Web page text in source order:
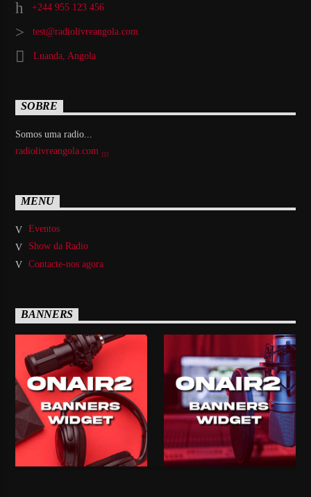
+244 955 123 456
test@radiolivreangola.com
Luanda, Angola
SOBRE
Somos uma radio...
radiolivreangola.com
MENU
Eventos
Show da Radio
Contacte-nos agora
BANNERS